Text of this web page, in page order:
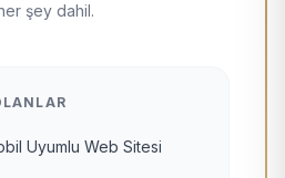
şey dahil.
Uyumlu Web Sitesi